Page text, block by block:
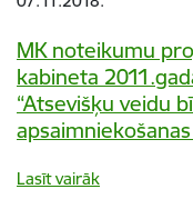
MK noteikumu
kabineta
“Atsevišķu veidu
Lasīt vairāk